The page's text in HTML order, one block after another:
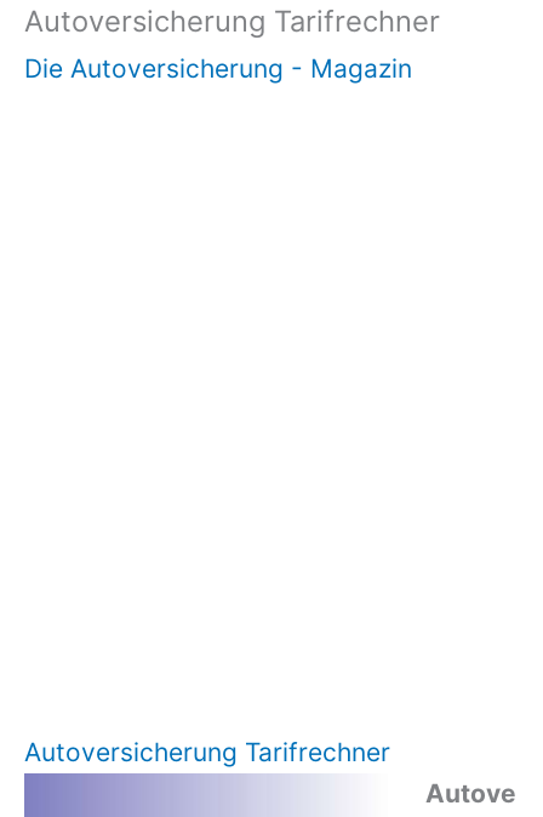
Autoversicherung Tarifrechner
Die Autoversicherung - Magazin
Autoversicherung Tarifrechner
Autove